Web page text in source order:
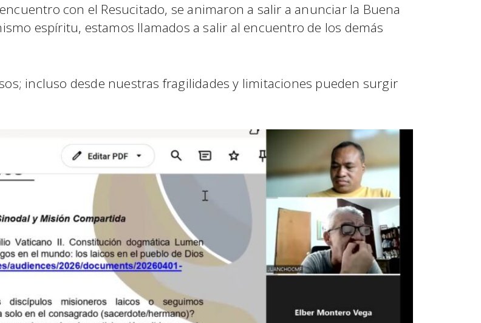
con el Resucitado, se animaron a salir a anunciar la Buena
espíritu, estamos llamados a salir al encuentro de los demás
incluso desde nuestras fragilidades y limitaciones pueden surgir